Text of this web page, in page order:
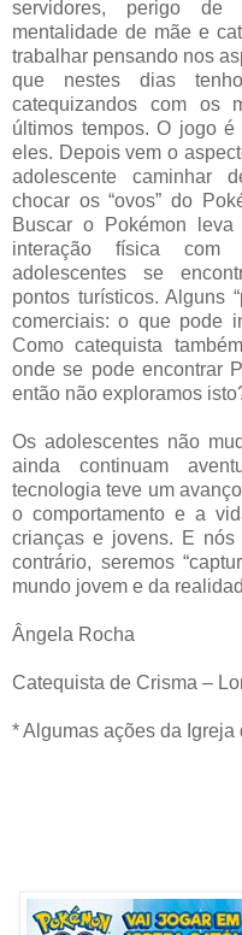
servidores, perigo de
mentalidade de mãe e
trabalhar pensando nos
que nestes dias
catequizandos com os
últimos tempos. O jogo
eles. Depois vem o
adolescente caminhar
chocar os “ovos” do
Buscar o Pokémon
interação física com
adolescentes se
pontos turísticos. Alguns
comerciais: o que pode
Como catequista
onde se pode encontrar
então não exploramos
Os adolescentes não
ainda continuam
tecnologia teve um
o comportamento e a
crianças e jovens. E nós
contrário, seremos
mundo jovem e da
Ângela Rocha
Catequista de Crisma –
* Algumas ações da